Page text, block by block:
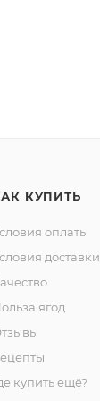
КУПИТЬ
оплаты
доставки
ягод
купить ещё?